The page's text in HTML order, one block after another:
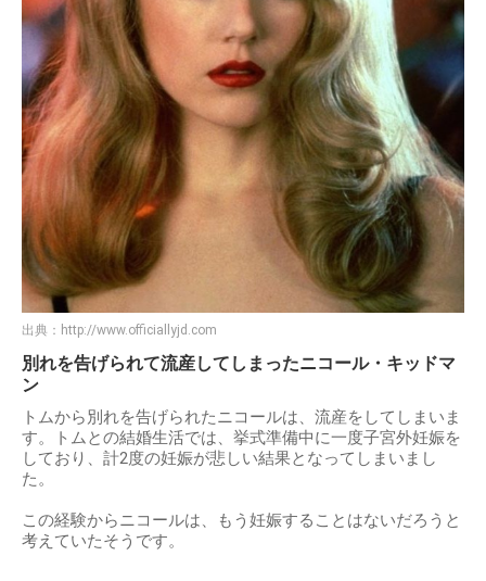
出典： http://www.officiallyjd.com
別れを告げられて流産してしまったニコール・キッドマ
ン
トムから別れを告げられたニコールは、流産をしてしまいま
す。トムとの結婚生活では、挙式準備中に一度子宮外妊娠を
しており、計2度の妊娠が悲しい結果となってしまいまし
た。
この経験からニコールは、もう妊娠することはないだろうと
考えていたそうです。